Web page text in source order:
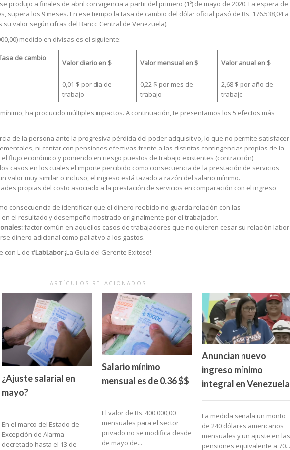
produjo a finales de abril con vigencia a partir del primero (1º) de mayo de 2020. La espera de
supera los 9 meses. En ese tiempo la tasa de cambio del dólar oficial pasó de Bs. 176.538,04 a
su valor según cifras del Banco Central de Venezuela).
medido en divisas es el siguiente:
de cambio
Valor diario en $ Valor mensual en $ Valor anual en $
0,01 $ por día de
trabajo
0,22 $ por mes de
trabajo
2,68 $ por año de
trabajo
ha producido múltiples impactos. A continuación, te presentamos los 5 efectos más
de la persona ante la progresiva pérdida del poder adquisitivo, lo que no permite satisfacer
ni contar con pensiones efectivas frente a las distintas contingencias propias de la
flujo económico y poniendo en riesgo puestos de trabajo existentes (contracción)
casos en los cuales el importe percibido como consecuencia de la prestación de servicios
valor muy similar o incluso, el ingreso está tazado a razón del salario mínimo.
propias del costo asociado a la prestación de servicios en comparación con el ingreso
consecuencia de identificar que el dinero recibido no guarda relación con las
el resultado y desempeño mostrado originalmente por el trabajador.
factor común en aquellos casos de trabajadores que no quieren cesar su relación
dinero adicional como paliativo a los gastos.
con L de #LabLabor¡La Guía del Gerente Exitoso!
ARTÍCULOS RELACIONADOS
¿Ajuste salarial en
mayo?
En el marco del Estado de
Excepción de Alarma
decretado hasta el 13 de
Salario mínimo
mensual es de 0.36 $$
El valor de Bs. 400.000,00
mensuales para el sector
privado no se modifica desde
de mayo de...
Anuncian nuevo
ingreso mínimo
integral en Venezuela
La medida señala un monto
de 240 dólares americanos
mensuales y un ajuste en las
pensiones equivalente a 70...